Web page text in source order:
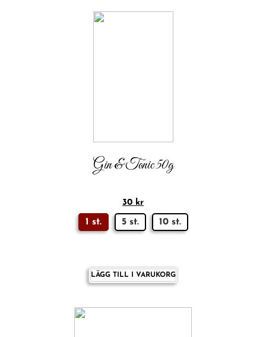
Gin & Tonic 50g
30 kr
1 st. 5 st. 10 st.
LÄGG TILL I VARUKORG